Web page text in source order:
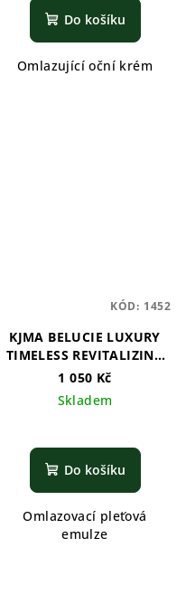
Do košíku
Omlazující oční krém
KJMA BELUCIE LUXURY
TIMELESS REVITALIZING
EMULSION
1 050 Kč
Skladem
Do košíku
Omlazovací pleťová
emulze
KÓD: 1452